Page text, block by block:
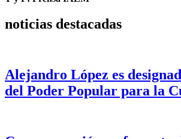
noticias destacadas
Alejandro López es
del Poder Popular para la